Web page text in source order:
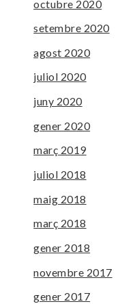
octubre 2020
setembre 2020
agost 2020
juliol 2020
juny 2020
gener 2020
març 2019
juliol 2018
maig 2018
març 2018
gener 2018
novembre 2017
gener 2017